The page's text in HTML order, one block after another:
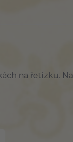
na řetízku. Na